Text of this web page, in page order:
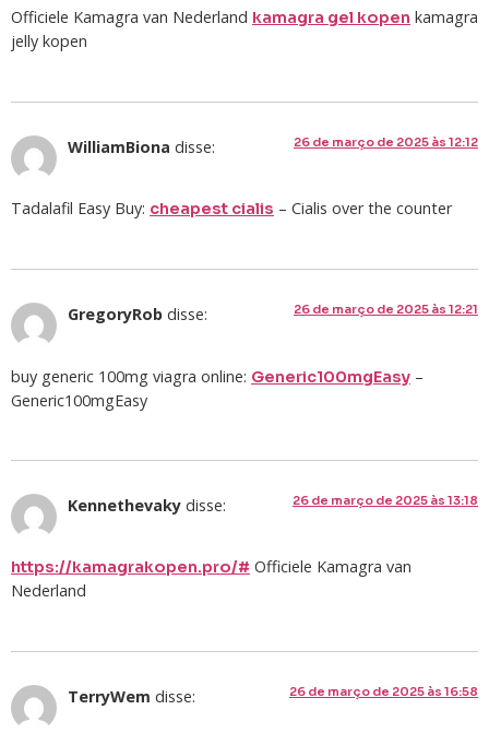
Officiele Kamagra van Nederland kamagra gel kopen kamagra
jelly kopen
WilliamBiona disse: 26 de março de 2025 às 12:12
Tadalafil Easy Buy: cheapest cialis – Cialis over the counter
GregoryRob disse: 26 de março de 2025 às 12:21
buy generic 100mg viagra online: Generic100mgEasy –
Generic100mgEasy
Kennethevaky disse: 26 de março de 2025 às 13:18
https://kamagrakopen.pro/# Officiele Kamagra van
Nederland
TerryWem disse: 26 de março de 2025 às 16:58